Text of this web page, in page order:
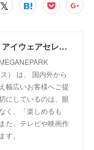
MEGANEPARK BLESS | アイウェアセレクトショップ
） は、 国内外から
幅広いお客様へご提
にしているのは、眼
く、「楽しめるも
た、テレビや映画作
。